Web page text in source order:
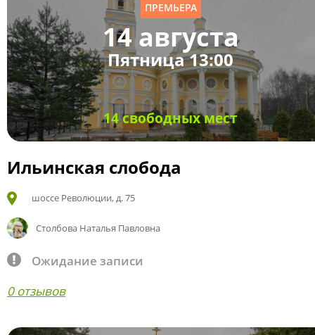
ПРЕМЬЕРА
14 августа
Пятница 13:00
14 свободных мест
Ильинская слобода
шоссе Революции, д. 75
Столбова Наталья Павловна
Ожидание записи
0 отзывов